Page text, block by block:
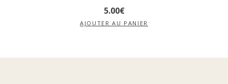
5.00€
AJOUTER AU PANIER